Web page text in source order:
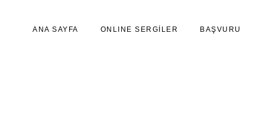
ANA SAYFA ONLINE SERGİLER BAŞVURU